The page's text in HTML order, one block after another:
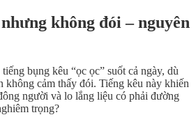
không đói – nguyên
bụng kêu “ọc ọc” suốt cả ngày, dù
không cảm thấy đói. Tiếng kêu này khiến
người và lo lắng liệu có phải đường
trọng?